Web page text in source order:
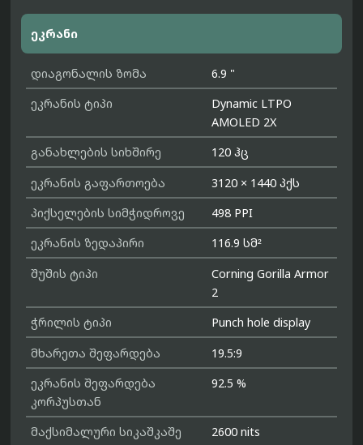
ეკრანი
დიაგონალის ზომა
6.9 "
ეკრანის ტიპი
Dynamic LTPO
AMOLED 2X
განახლების სიხშირე
120 ჰც
ეკრანის გაფართოება
3120 × 1440 პქს
პიქსელების სიმჭიდროვე
498 PPI
ეკრანის ზედაპირი
116.9 სმ²
შუშის ტიპი
Corning Gorilla Armor
2
ჭრილის ტიპი
Punch hole display
მხარეთა შეფარდება
19.5:9
ეკრანის შეფარდება
კორპუსთან
92.5 %
მაქსიმალური სიკაშკაშე
2600 nits